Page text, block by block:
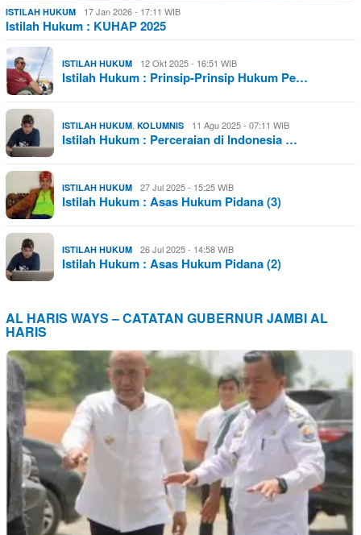
ISTILAH HUKUM 17 Jan 2026 - 17:11 WIB
Istilah Hukum : KUHAP 2025
ISTILAH HUKUM 12 Okt 2025 - 16:51 WIB
Istilah Hukum : Prinsip-Prinsip Hukum Pe…
ISTILAH HUKUM, KOLUMNIS 11 Agu 2025 - 07:11 WIB
Istilah Hukum : Perceraian di Indonesia …
ISTILAH HUKUM 27 Jul 2025 - 15:25 WIB
Istilah Hukum : Asas Hukum Pidana (3)
ISTILAH HUKUM 26 Jul 2025 - 14:58 WIB
Istilah Hukum : Asas Hukum Pidana (2)
AL HARIS WAYS – CATATAN GUBERNUR JAMBI AL
HARIS